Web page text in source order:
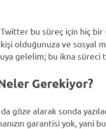
bu süreç için hiç
olduğunuza ve sosyal
gelelim; bu ikna süreci
Gerekiyor?
da göze alarak sonda
garantisi yok, yani